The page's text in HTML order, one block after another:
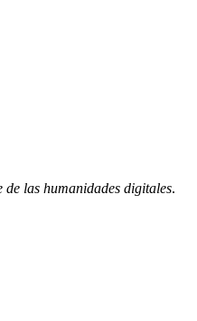
las humanidades digitales.